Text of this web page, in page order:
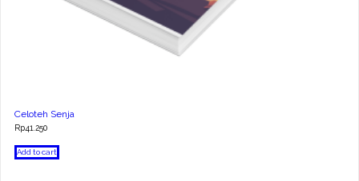
Celoteh Senja
Rp41.250
Add to cart